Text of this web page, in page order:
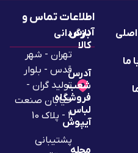
ما
بازگردانی
کالا
آدرس
شعب
فروشگاه
لباس
آیپوش
تهران - شهر
قدس - بلوار
تولید گران -
خیابان صنعت
2 - پلاک 10
پشتیبانی
اطلاعات تماس و
آدرس